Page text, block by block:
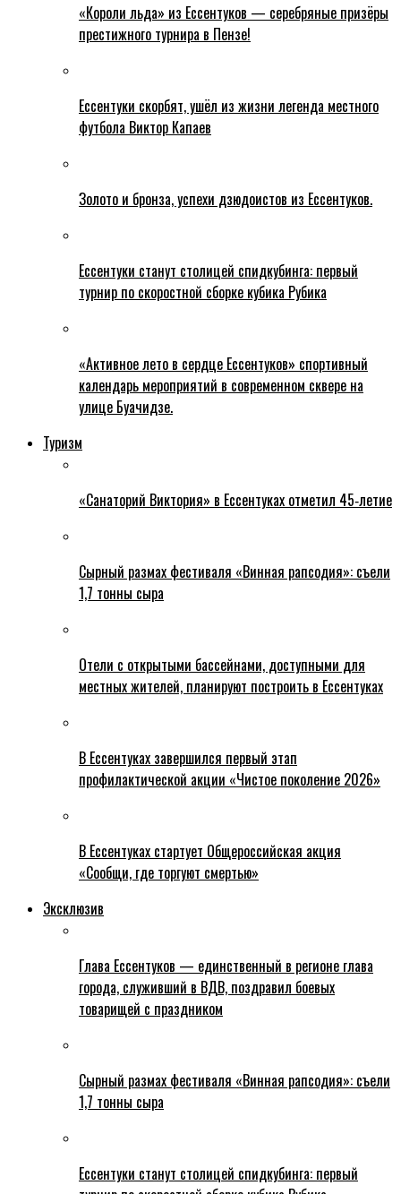
«Короли льда» из Ессентуков — серебряные призёры
престижного турнира в Пензе!
Ессентуки скорбят, ушёл из жизни легенда местного
футбола Виктор Капаев
Золото и бронза, успехи дзюдоистов из Ессентуков.
Ессентуки станут столицей спидкубинга: первый
турнир по скоростной сборке кубика Рубика
«Активное лето в сердце Ессентуков» спортивный
календарь мероприятий в современном сквере на
улице Буачидзе.
Туризм
«Санаторий Виктория» в Ессентуках отметил 45‑летие
Сырный размах фестиваля «Винная рапсодия»: съели
1,7 тонны сыра
Отели с открытыми бассейнами, доступными для
местных жителей, планируют построить в Ессентуках
В Ессентуках завершился первый этап
профилактической акции «Чистое поколение 2026»
В Ессентуках стартует Общероссийская акция
«Сообщи, где торгуют смертью»
Эксклюзив
Глава Ессентуков — единственный в регионе глава
города, служивший в ВДВ, поздравил боевых
товарищей с праздником
Сырный размах фестиваля «Винная рапсодия»: съели
1,7 тонны сыра
Ессентуки станут столицей спидкубинга: первый